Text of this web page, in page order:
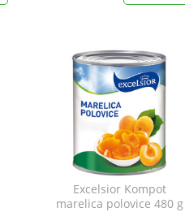
Excelsior Kompot
marelica polovice 480 g